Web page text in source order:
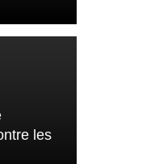
les